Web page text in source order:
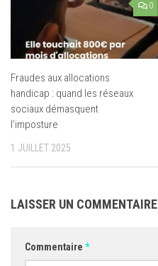
0
Fraudes aux allocations
handicap : quand les réseaux
sociaux démasquent
l’imposture
1 JUILLET 2025
LAISSER UN COMMENTAIRE
Commentaire *